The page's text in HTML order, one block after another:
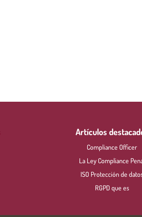
Artículos
Compliance Officer
La Ley Compliance
ISO Protección de
RGPD que es